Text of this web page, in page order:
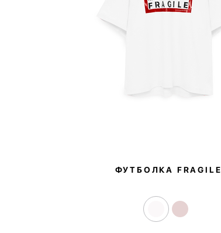
ФУТБОЛКА FRAGILE